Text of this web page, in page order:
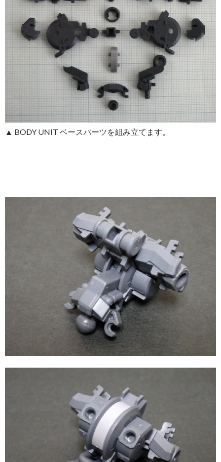
▲ BODY UNIT ベースパーツを組み立てます。